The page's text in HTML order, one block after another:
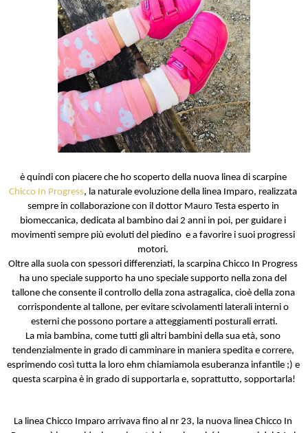
è quindi con piacere che ho scoperto della nuova linea di scarpine
Chicco In Progress, la naturale evoluzione della linea Imparo, realizzata
sempre in collaborazione con il dottor Mauro Testa esperto in
biomeccanica, dedicata al bambino dai 2 anni in poi, per guidare i
movimenti sempre più evoluti del piedino  e a favorire i suoi progressi
motori.
Oltre alla suola con spessori differenziati, la scarpina Chicco In Progress
ha uno speciale supporto ha uno speciale supporto nella zona del
tallone che consente il controllo della zona astragalica, cioè della zona
corrispondente al tallone, per evitare scivolamenti laterali interni o
esterni che possono portare a atteggiamenti posturali errati.
La mia bambina, come tutti gli altri bambini della sua età, sono
tendenzialmente in grado di camminare in maniera spedita e correre,
esprimendo così tutta la loro ehm chiamiamola esuberanza infantile ;) e
questa scarpina è in grado di supportarla e, soprattutto, sopportarla!
La linea Chicco Imparo arrivava fino al nr 23, la nuova linea Chicco In